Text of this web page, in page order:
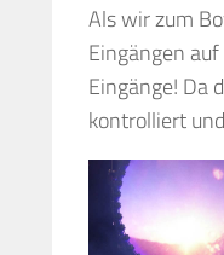
Als wir zum
Eingängen
Eingänge! Da
kontrolliert